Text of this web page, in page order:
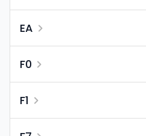
EA
F0
F1